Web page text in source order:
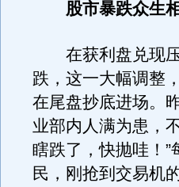
股市暴跌众生相
在获利盘兑现压
跌，这一大幅调整
在尾盘抄底进场。
业部内人满为患，
瞎跌了，快抛哇！
民，刚抢到交易机